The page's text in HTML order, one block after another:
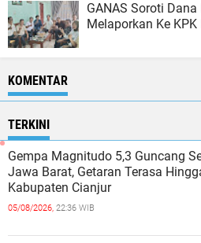
GANAS Soroti
Melaporkan Ke KPK
KOMENTAR
TERKINI
Gempa Magnitudo 5,3 Guncang
Jawa Barat, Getaran Terasa
Kabupaten Cianjur
05/08/2026, 22:36 WIB